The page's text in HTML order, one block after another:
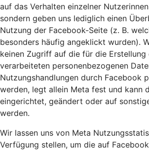
auf das Verhalten einzelner
sondern geben uns lediglich einen
Nutzung der Facebook-Seite (z. B.
besonders häufig angeklickt wurden).
keinen Zugriff auf die für die
verarbeiteten personenbezogenen
Nutzungshandlungen durch Facebook
werden, legt allein Meta fest und kann
eingerichtet, geändert oder auf
werden.
Wir lassen uns von Meta
Verfügung stellen, um die auf